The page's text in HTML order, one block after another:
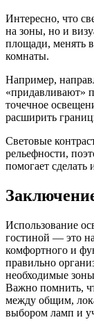
Интересно, что
на зоны, но и
площади, менять
комнаты.
Например,
«придавливают»
точечное
расширить
Световые
рельефности,
помогает
Использование
гостиной — это
комфортного и
правильно
необходимые
Важно помнить,
между общим,
выбором ламп и